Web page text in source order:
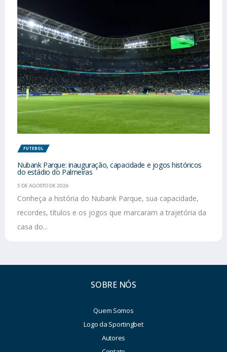
FUTEBOL
Nubank Parque: inauguração, capacidade e jogos históricos
do estádio do Palmeiras
5 DE AGOSTO DE 2026
Conheça a história do Nubank Parque, sua capacidade,
recordes, títulos e os jogos que marcaram a trajetória da
casa do...
SOBRE NÓS
Quem Somos
Logo da Sportingbet
Autores